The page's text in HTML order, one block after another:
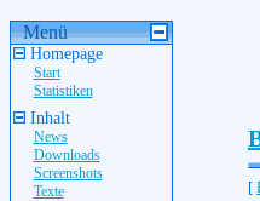
Menü
Homepage
Start
Statistiken
Inhalt
News
Downloads
Screenshots
Texte
[